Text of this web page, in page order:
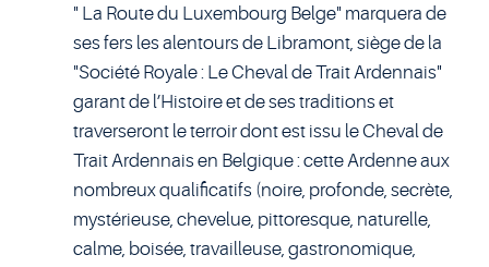
" La Route du Luxembourg Belge" marquera de
ses fers les alentours de Libramont, siège de la
"Société Royale : Le Cheval de Trait Ardennais"
garant de l’Histoire et de ses traditions et
traverseront le terroir dont est issu le Cheval de
Trait Ardennais en Belgique : cette Ardenne aux
nombreux qualificatifs (noire, profonde, secrète,
mystérieuse, chevelue, pittoresque, naturelle,
calme, boisée, travailleuse, gastronomique,